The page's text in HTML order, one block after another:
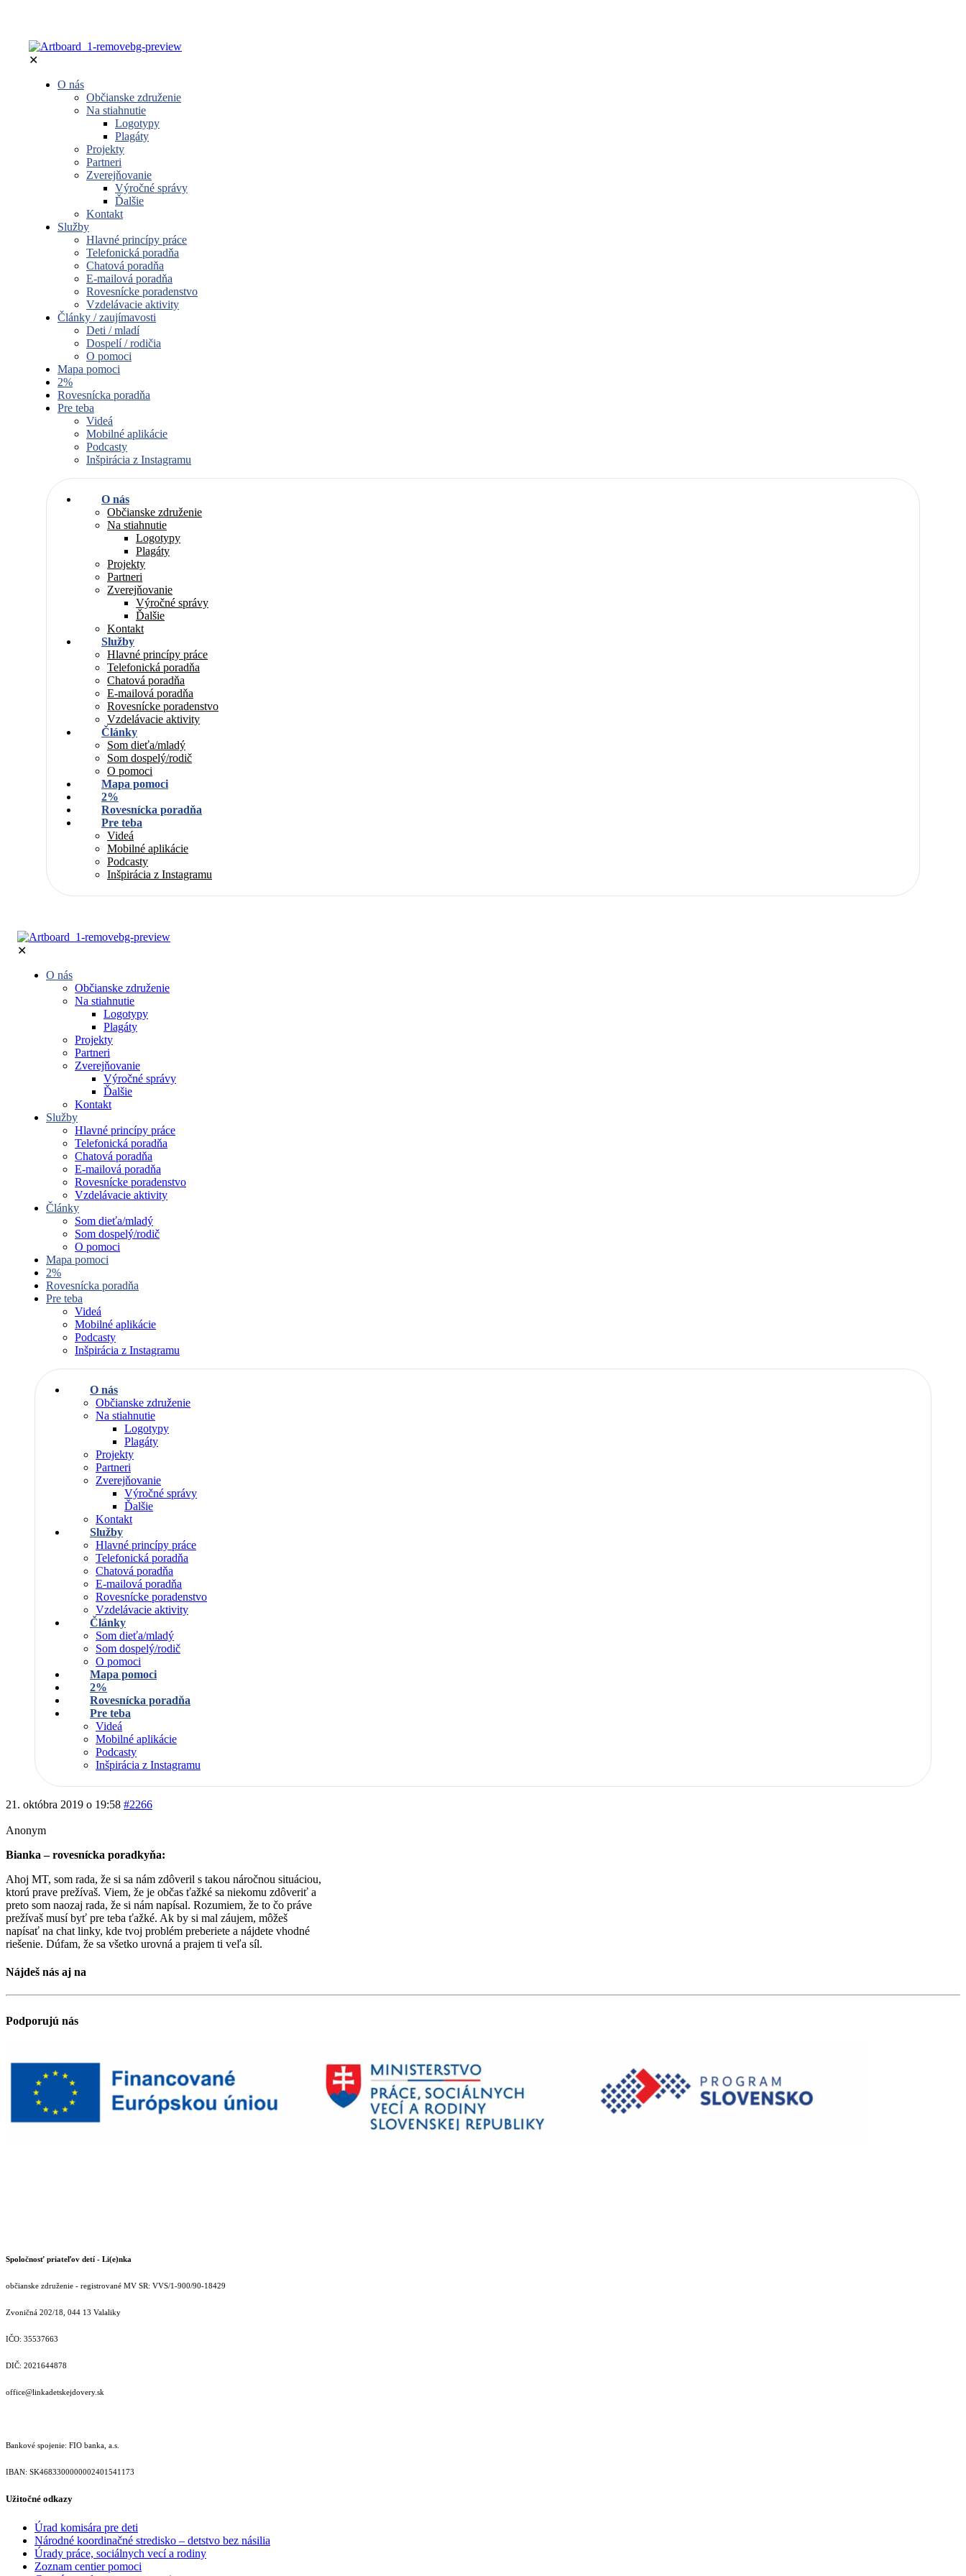
✕
O nás
Občianske združenie
Na stiahnutie
Logotypy
Plagáty
Projekty
Partneri
Zverejňovanie
Výročné správy
Ďalšie
Kontakt
Služby
Hlavné princípy práce
Telefonická poradňa
Chatová poradňa
E-mailová poradňa
Rovesnícke poradenstvo
Vzdelávacie aktivity
Články / zaujímavosti
Deti / mladí
Dospelí / rodičia
O pomoci
Mapa pomoci
2%
Rovesnícka poradňa
Pre teba
Videá
Mobilné aplikácie
Podcasty
Inšpirácia z Instagramu
O nás
Občianske združenie
Na stiahnutie
Logotypy
Plagáty
Projekty
Partneri
Zverejňovanie
Výročné správy
Ďalšie
Kontakt
Služby
Hlavné princípy práce
Telefonická poradňa
Chatová poradňa
E-mailová poradňa
Rovesnícke poradenstvo
Vzdelávacie aktivity
Články
Som dieťa/mladý
Som dospelý/rodič
O pomoci
Mapa pomoci
2%
Rovesnícka poradňa
Pre teba
Videá
Mobilné aplikácie
Podcasty
Inšpirácia z Instagramu
✕
O nás
Občianske združenie
Na stiahnutie
Logotypy
Plagáty
Projekty
Partneri
Zverejňovanie
Výročné správy
Ďalšie
Kontakt
Služby
Hlavné princípy práce
Telefonická poradňa
Chatová poradňa
E-mailová poradňa
Rovesnícke poradenstvo
Vzdelávacie aktivity
Články
Som dieťa/mladý
Som dospelý/rodič
O pomoci
Mapa pomoci
2%
Rovesnícka poradňa
Pre teba
Videá
Mobilné aplikácie
Podcasty
Inšpirácia z Instagramu
O nás
Občianske združenie
Na stiahnutie
Logotypy
Plagáty
Projekty
Partneri
Zverejňovanie
Výročné správy
Ďalšie
Kontakt
Služby
Hlavné princípy práce
Telefonická poradňa
Chatová poradňa
E-mailová poradňa
Rovesnícke poradenstvo
Vzdelávacie aktivity
Články
Som dieťa/mladý
Som dospelý/rodič
O pomoci
Mapa pomoci
2%
Rovesnícka poradňa
Pre teba
Videá
Mobilné aplikácie
Podcasty
Inšpirácia z Instagramu
21. októbra 2019 o 19:58 #2266
Anonym
Bianka – rovesnícka poradkyňa:
Ahoj MT, som rada, že si sa nám zdôveril s takou náročnou situáciou,
ktorú prave prežívaš. Viem, že je občas ťažké sa niekomu zdôveriť a
preto som naozaj rada, že si nám napísal. Rozumiem, že to čo práve
prežívaš musí byť pre teba ťažké. Ak by si mal záujem, môžeš
napísať na chat linky, kde tvoj problém preberiete a nájdete vhodné
riešenie. Dúfam, že sa všetko urovná a prajem ti veľa síl.
Nájdeš nás aj na
Podporujú nás
Spoločnosť priateľov detí - Li(e)nka
občianske združenie - registrované MV SR: VVS/1-900/90-18429
Zvoničná 202/18, 044 13 Valaliky
IČO: 35537663
DIČ: 2021644878
office@linkadetskejdovery.sk
Bankové spojenie: FIO banka, a.s.
IBAN: SK46833000000­02401541173
Užitočné odkazy
Úrad komisára pre deti
Národné koordinačné stredisko – detstvo bez násilia
Úrady práce, sociálnych vecí a rodiny
Zoznam centier pomoci